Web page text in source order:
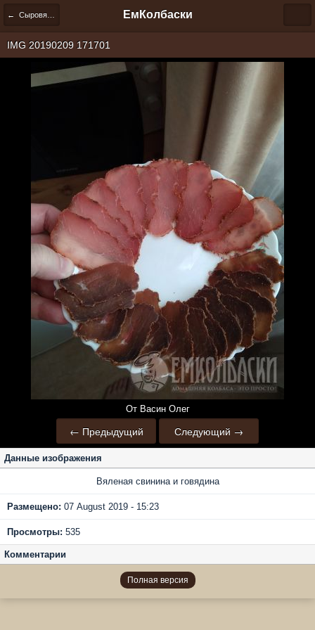
← Сыровяление ЕмКолбаски
IMG 20190209 171701
От Васин Олег
← Предыдущий Следующий →
Данные изображения
Вяленая свинина и говядина
Размещено: 07 August 2019 - 15:23
Просмотры: 535
Комментарии
Полная версия